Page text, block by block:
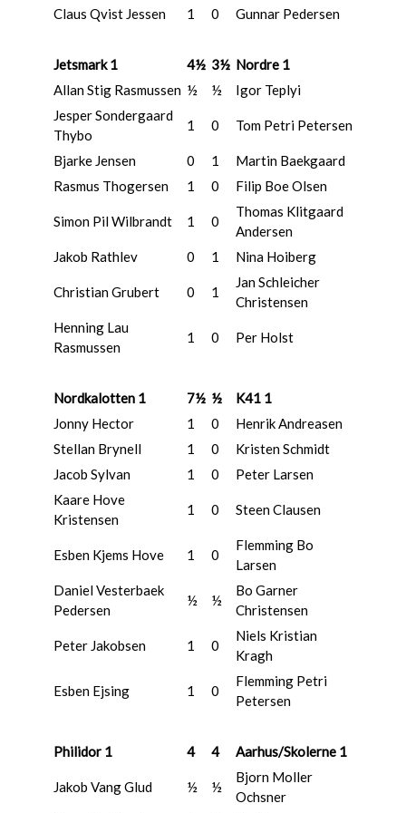
Claus Qvist Jessen 1 0 Gunnar Pedersen
Jetsmark 1 4½ 3½ Nordre 1
Allan Stig Rasmussen ½ ½
Igor Teplyi
Jesper Sondergaard
Thybo
1 0 Tom Petri Petersen
Bjarke Jensen 0 1
Martin Baekgaard
Rasmus Thogersen
1 0 Filip Boe Olsen
Simon Pil Wilbrandt 1 0
Thomas Klitgaard
Andersen
Jakob Rathlev
0 1 Nina Hoiberg
Christian Grubert 0 1
Jan Schleicher
Christensen
Henning Lau
Rasmussen
1 0 Per Holst
Nordkalotten 1 7½ ½
K41 1
Jonny Hector
1 0
Henrik Andreasen
Stellan Brynell
1 0
Kristen Schmidt
Jacob Sylvan
1 0
Peter Larsen
Kaare Hove
Kristensen
1 0 Steen Clausen
Esben Kjems Hove 1 0
Flemming Bo
Larsen
Daniel Vesterbaek
Pedersen
½ ½
Bo Garner
Christensen
Peter Jakobsen 1 0
Niels Kristian
Kragh
Esben Ejsing 1 0
Flemming Petri
Petersen
Philidor 1 4 4 Aarhus/Skolerne 1
Jakob Vang Glud ½ ½
Bjorn Moller
Ochsner